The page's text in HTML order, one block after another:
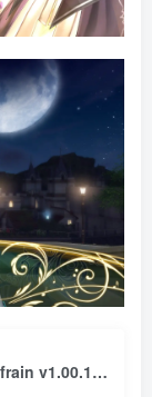
光明之响 龙奏回音 Shining Resonance Refrain v1.00.1618版 官方中文